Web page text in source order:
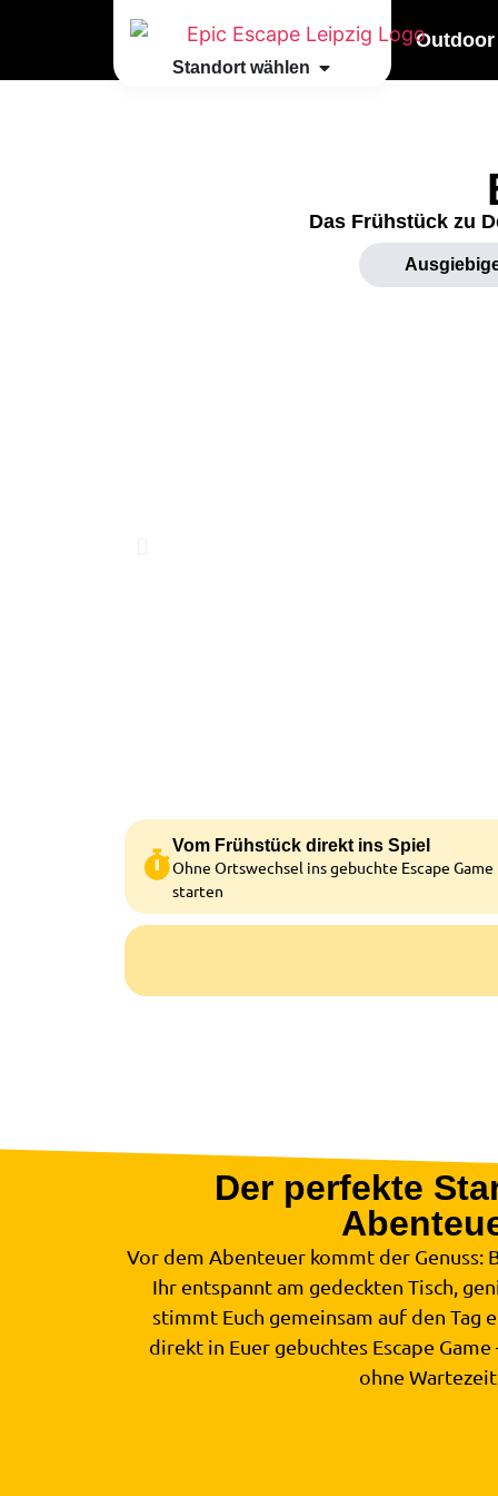
Standort wählen
Outdoor
Das Frühstück zu
Vom Frühstück direkt ins Spiel
Ohne Ortswechsel ins gebuchte Escape Game
starten
Der perfekte
Vor dem Abenteuer kommt der Genuss:
Ihr entspannt am gedeckten Tisch,
stimmt Euch gemeinsam auf den Tag
direkt in Euer gebuchtes Escape
ohne